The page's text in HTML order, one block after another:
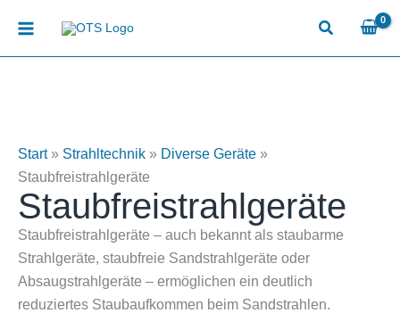
Inhalt
Start» Strahltechnik » Diverse Geräte »
Staubfreistrahlgeräte
Staubfreistrahlgeräte
Staubfreistrahlgeräte – auch bekannt als staubarme
Strahlgeräte, staubfreie Sandstrahlgeräte oder
Absaugstrahlgeräte – ermöglichen ein deutlich
reduziertes Staubaufkommen beim Sandstrahlen.